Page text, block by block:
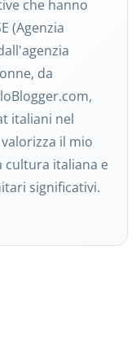
che hanno
(Agenzia
da
italiani nel
il mio
cultura italiana e
significativi.